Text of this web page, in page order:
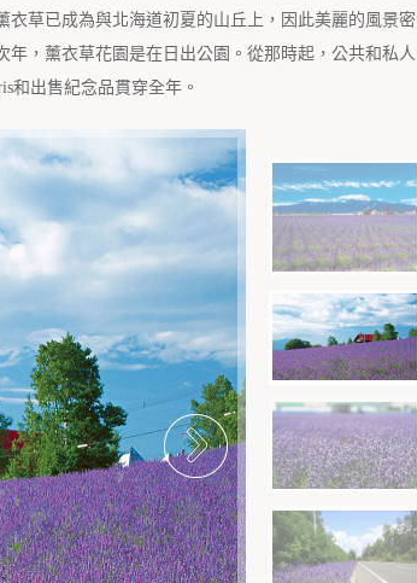
草已成為與北海道初夏的山丘上，因此美麗的風景密
，薰衣草花園是在日出公園。從那時起，公共和私人
和出售紀念品貫穿​​全年。